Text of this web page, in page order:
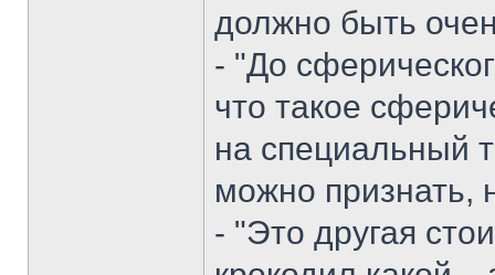
должно быть
- "До
что такое
на специальный
можно признать,
- "Это другая